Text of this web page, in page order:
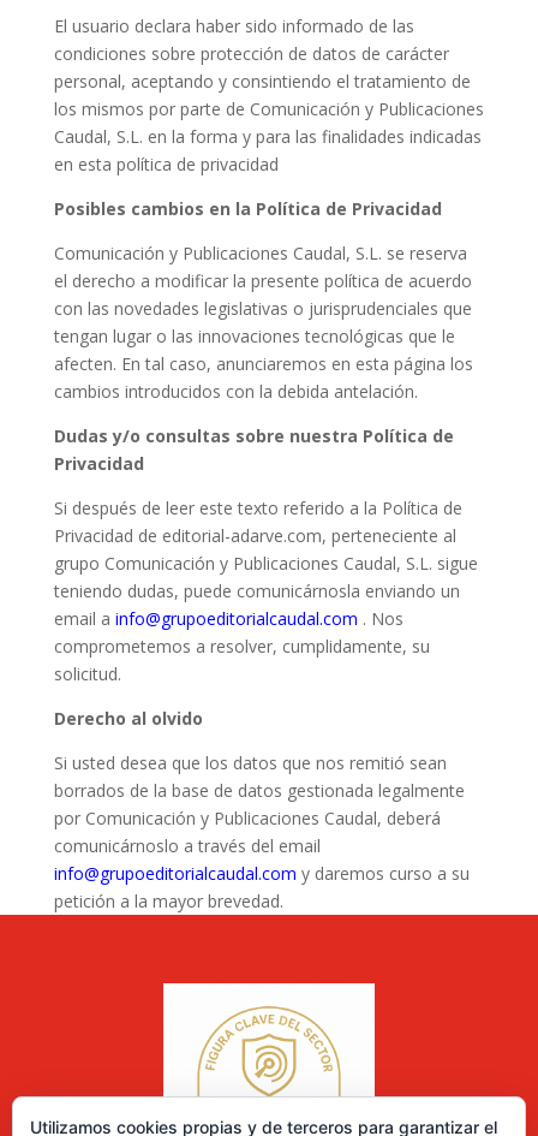
El usuario declara haber sido informado de las
condiciones sobre protección de datos de carácter
personal, aceptando y consintiendo el tratamiento de
los mismos por parte de Comunicación y Publicaciones
Caudal, S.L. en la forma y para las finalidades indicadas
en esta política de privacidad
Posibles cambios en la Política de Privacidad
Comunicación y Publicaciones Caudal, S.L. se reserva
el derecho a modificar la presente política de acuerdo
con las novedades legislativas o jurisprudenciales que
tengan lugar o las innovaciones tecnológicas que le
afecten. En tal caso, anunciaremos en esta página los
cambios introducidos con la debida antelación.
Dudas y/o consultas sobre nuestra Política de
Privacidad
Si después de leer este texto referido a la Política de
Privacidad de editorial-adarve.com, perteneciente al
grupo Comunicación y Publicaciones Caudal, S.L. sigue
teniendo dudas, puede comunicárnosla enviando un
email a info@grupoeditorialcaudal.com . Nos
comprometemos a resolver, cumplidamente, su
solicitud.
Derecho al olvido
Si usted desea que los datos que nos remitió sean
borrados de la base de datos gestionada legalmente
por Comunicación y Publicaciones Caudal, deberá
comunicárnoslo a través del email
info@grupoeditorialcaudal.com y daremos curso a su
petición a la mayor brevedad.
Utilizamos cookies propias y de terceros para garantizar el